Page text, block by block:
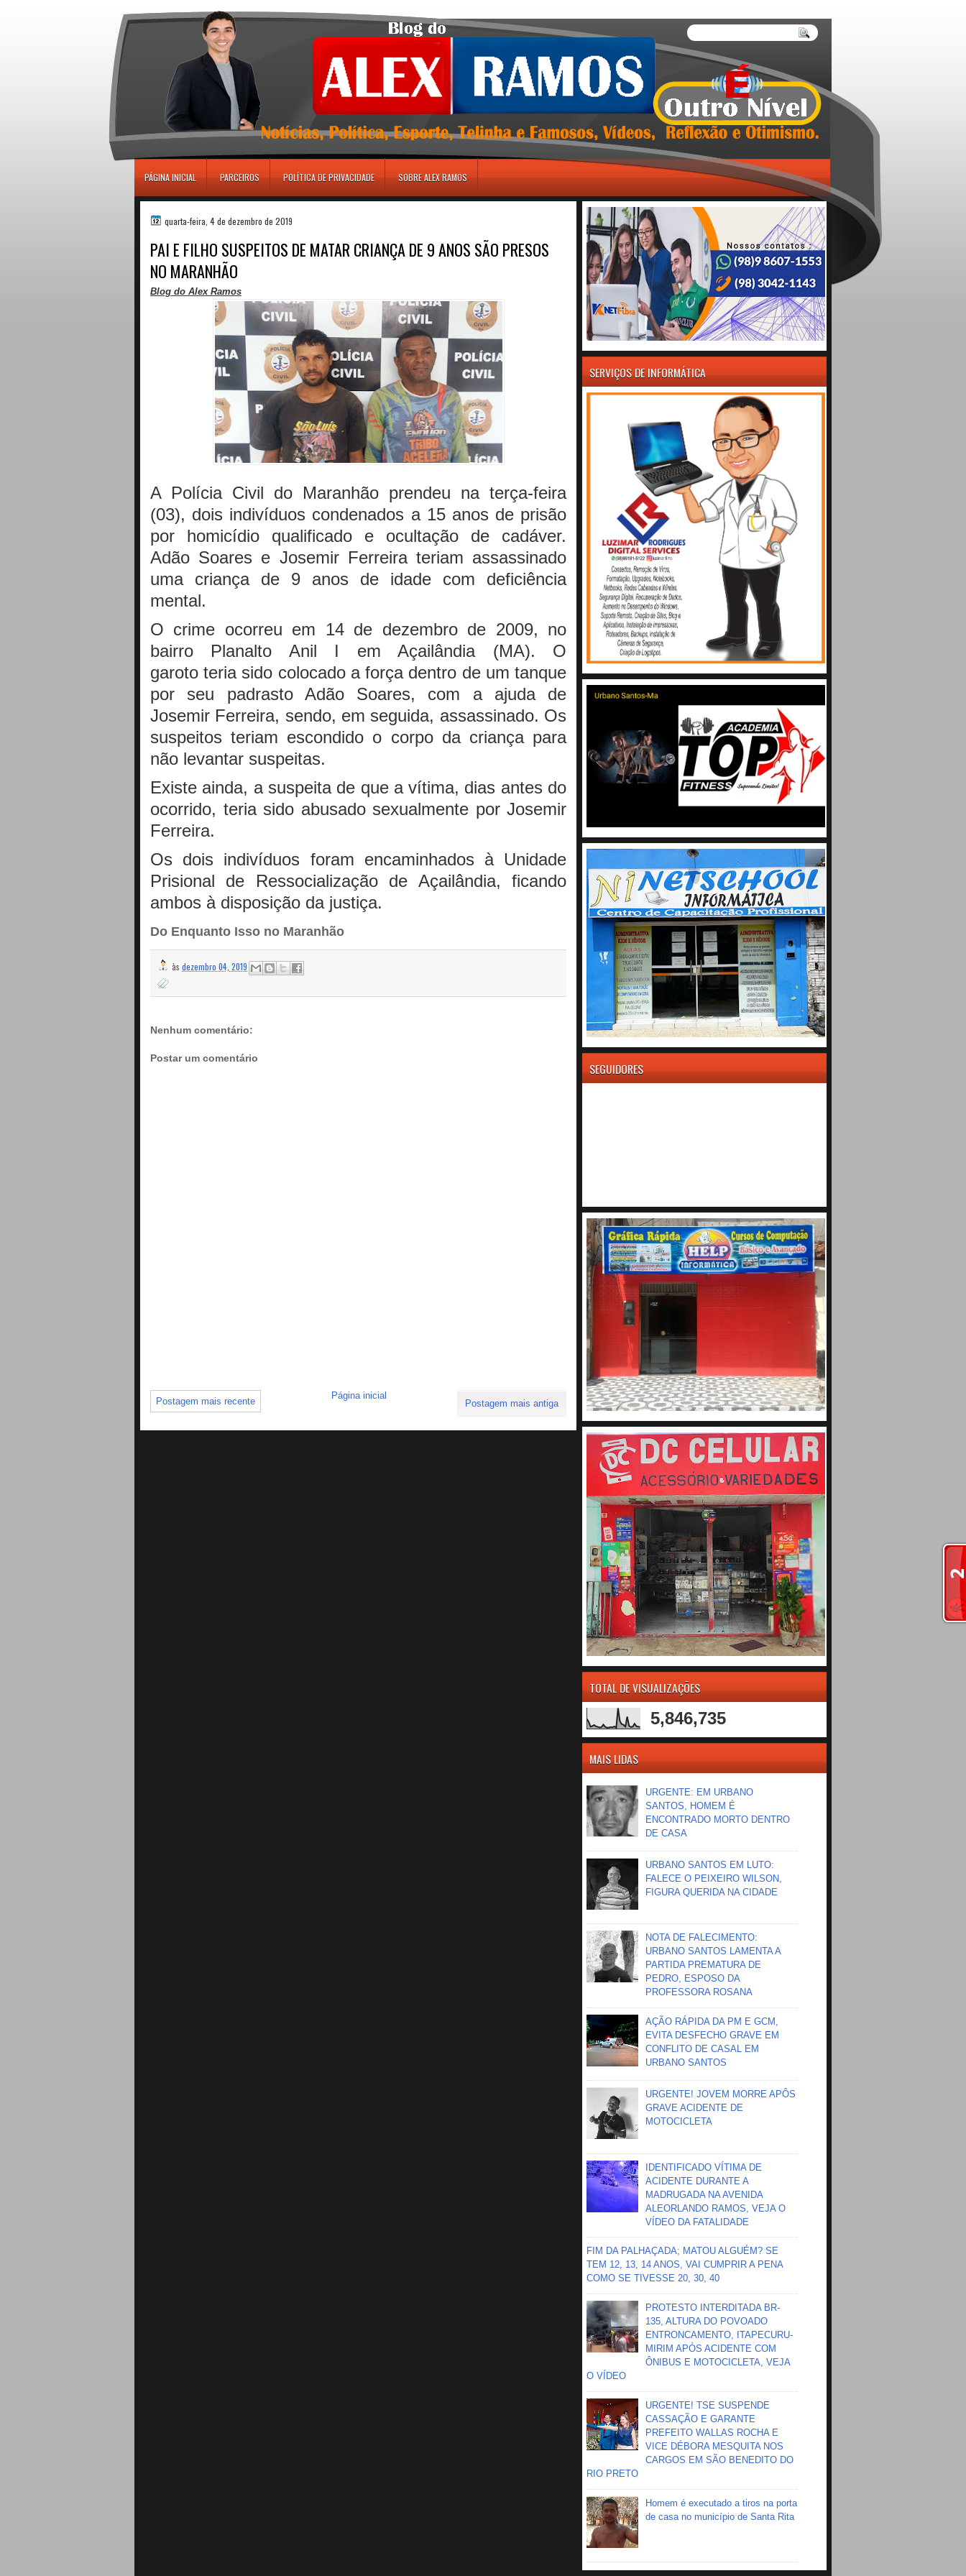
PÁGINA INICIAL PARCEIROS POLÍTICA DE PRIVACIDADE SOBRE ALEX RAMOS
quarta-feira, 4 de dezembro de 2019
PAI E FILHO SUSPEITOS DE MATAR CRIANÇA DE 9 ANOS SÃO PRESOS
NO MARANHÃO
Blog do Alex Ramos
A Polícia Civil do Maranhão prendeu na terça-feira
(03), dois indivíduos condenados a 15 anos de prisão
por homicídio qualificado e ocultação de cadáver.
Adão Soares e Josemir Ferreira teriam assassinado
uma criança de 9 anos de idade com deficiência
mental.
O crime ocorreu em 14 de dezembro de 2009, no
bairro Planalto Anil I em Açailândia (MA). O
garoto teria sido colocado a força dentro de um tanque
por seu padrasto Adão Soares, com a ajuda de
Josemir Ferreira, sendo, em seguida, assassinado. Os
suspeitos teriam escondido o corpo da criança para
não levantar suspeitas.
Existe ainda, a suspeita de que a vítima, dias antes do
ocorrido, teria sido abusado sexualmente por Josemir
Ferreira.
Os dois indivíduos foram encaminhados à Unidade
Prisional de Ressocialização de Açailândia, ficando
ambos à disposição da justiça.
Do Enquanto Isso no Maranhão
às dezembro 04, 2019
Nenhum comentário:
Postar um comentário
Postagem mais recente Postagem mais antiga
Página inicial
SERVIÇOS DE INFORMÁTICA
SEGUIDORES
TOTAL DE VISUALIZAÇÕES
5,846,735
MAIS LIDAS
URGENTE: EM URBANO
SANTOS, HOMEM É
ENCONTRADO MORTO DENTRO
DE CASA
URBANO SANTOS EM LUTO:
FALECE O PEIXEIRO WILSON,
FIGURA QUERIDA NA CIDADE
NOTA DE FALECIMENTO:
URBANO SANTOS LAMENTA A
PARTIDA PREMATURA DE
PEDRO, ESPOSO DA
PROFESSORA ROSANA
AÇÃO RÁPIDA DA PM E GCM,
EVITA DESFECHO GRAVE EM
CONFLITO DE CASAL EM
URBANO SANTOS
URGENTE! JOVEM MORRE APÔS
GRAVE ACIDENTE DE
MOTOCICLETA
IDENTIFICADO VÍTIMA DE
ACIDENTE DURANTE A
MADRUGADA NA AVENIDA
ALEORLANDO RAMOS, VEJA O
VÍDEO DA FATALIDADE
FIM DA PALHAÇADA; MATOU ALGUÉM? SE
TEM 12, 13, 14 ANOS, VAI CUMPRIR A PENA
COMO SE TIVESSE 20, 30, 40
PROTESTO INTERDITADA BR-
135, ALTURA DO POVOADO
ENTRONCAMENTO, ITAPECURU-
MIRIM APÓS ACIDENTE COM
ÔNIBUS E MOTOCICLETA, VEJA
O VÍDEO
URGENTE! TSE SUSPENDE
CASSAÇÃO E GARANTE
PREFEITO WALLAS ROCHA E
VICE DÉBORA MESQUITA NOS
CARGOS EM SÃO BENEDITO DO
RIO PRETO
Homem é executado a tiros na porta
de casa no município de Santa Rita